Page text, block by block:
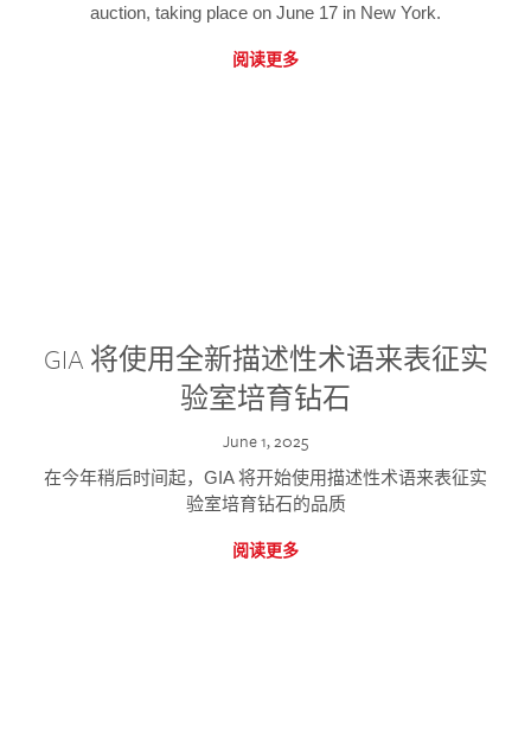
auction, taking place on June 17 in New York.
阅读更多
GIA 将使用全新描述性术语来表征实
验室培育钻石
June 1, 2025
在今年稍后时间起，GIA 将开始使用描述性术语来表征实
验室培育钻石的品质
阅读更多